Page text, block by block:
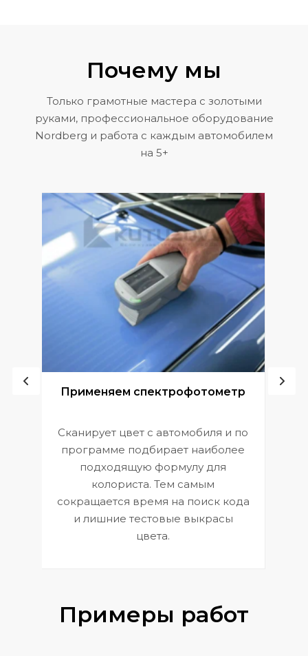
Почему мы
Только грамотные мастера с золотыми
руками, профессиональное оборудование
Nordberg и работа с каждым автомобилем
на 5+
Применяем спектрофотометр
Сканирует цвет с автомобиля и по
программе подбирает наиболее
подходящую формулу для
колориста. Тем самым
сокращается время на поиск кода
и лишние тестовые выкрасы
цвета.
Примеры работ